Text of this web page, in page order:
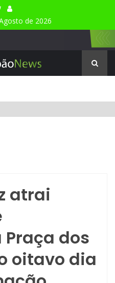
de 2026
atrai
dos
oitavo dia